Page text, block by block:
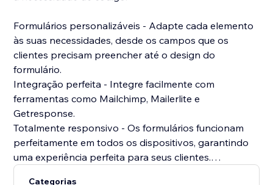
Formulários personalizáveis - Adapte cada elemento
às suas necessidades, desde os campos que os
clientes precisam preencher até o design do
formulário.
Integração perfeita - Integre facilmente com
ferramentas como Mailchimp, Mailerlite e
Getresponse.
Totalmente responsivo - Os formulários funcionam
perfeitamente em todos os dispositivos, garantindo
uma experiência perfeita para seus clientes.
Categorias